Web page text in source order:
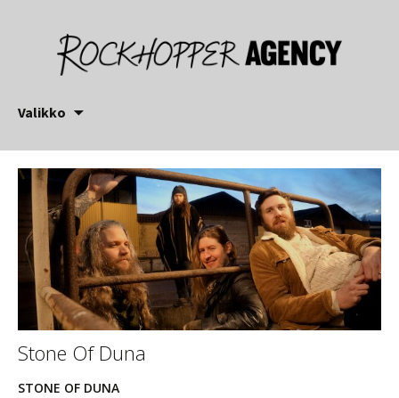
Valikko
Stone Of Duna
STONE OF DUNA